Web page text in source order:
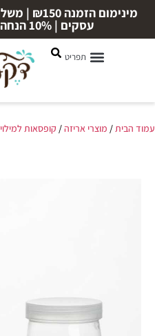
עסקים | 10% הנחה למצטרפים חדשים
עמוד הבית/ מוצרי אריזה/ קופסאות למילוי